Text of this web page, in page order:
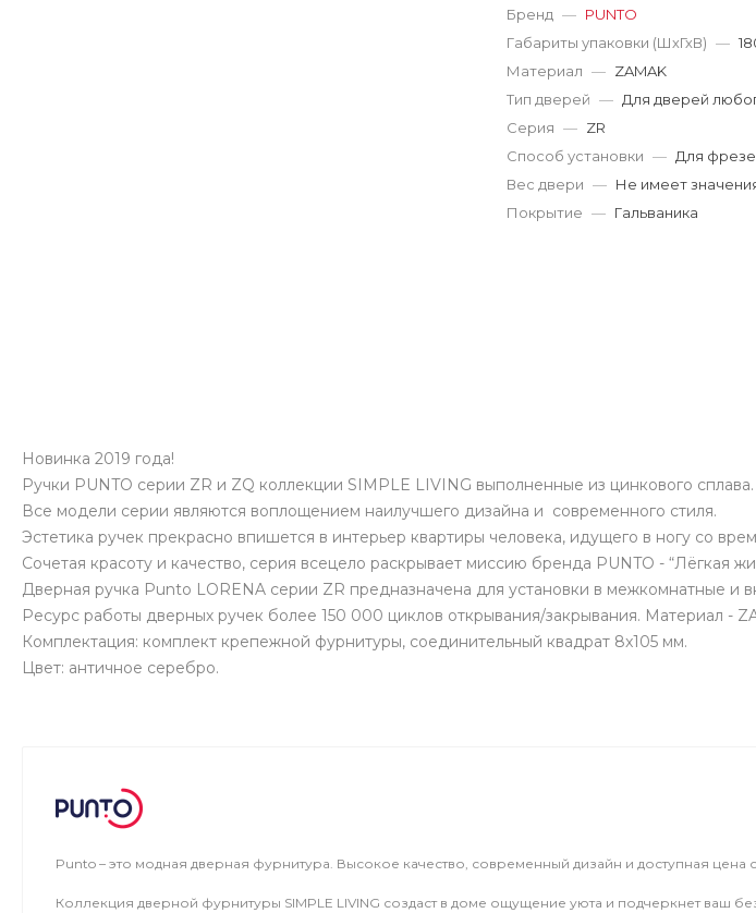
Бренд — PUNTO
Габариты упаковки (ШхГхВ) —
Материал — ZAMAK
Тип дверей — Для дверей
Серия — ZR
Способ установки — Для
Вес двери — Не имеет
Покрытие — Гальваника
Новинка 2019 года!
Ручки PUNTO серии ZR и ZQ коллекции SIMPLE LIVING выполненные из цинкового сплава.
Все модели серии являются воплощением наилучшего дизайна и современного стиля.
Эстетика ручек прекрасно впишется в интерьер квартиры человека, идущего в ногу со
Сочетая красоту и качество, серия всецело раскрывает миссию бренда PUNTO - “Лёгкая
Дверная ручка Punto LORENA серии ZR предназначена для установки в межкомнатные и
Ресурс работы дверных ручек более 150 000 циклов открывания/закрывания. Материал -
Комплектация: комплект крепежной фурнитуры, соединительный квадрат 8x105 мм.
Цвет: античное серебро.
Punto – это модная дверная фурнитура. Высокое качество, современный дизайн и доступная
Коллекция дверной фурнитуры SIMPLE LIVING создаст в доме ощущение уюта и подчеркнет ваш